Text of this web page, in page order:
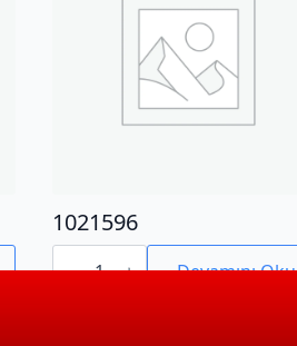
1021596
1021596
adet Devamını Oku